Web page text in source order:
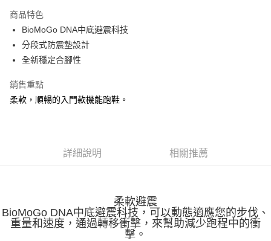
運送方式
宅配
每筆NT$100，滿NT$3,500(含以上)免運費
商品特色
BioMoGo DNA中底避震科技
分段式防震墊設計
全新穩定合腳性
銷售重點
柔軟，順暢的入門款機能跑鞋。
詳細說明 相關推薦
柔軟避震
BioMoGo DNA中底避震科技，可以動態適應您的步伐、
重量和速度，通過轉移衝擊，來幫助減少跑程中的衝
擊。